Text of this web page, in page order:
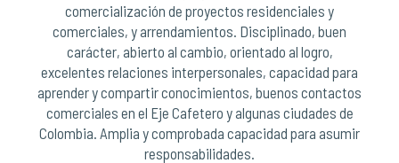
comercialización de proyectos residenciales y
comerciales, y arrendamientos. Disciplinado, buen
carácter, abierto al cambio, orientado al logro,
excelentes relaciones interpersonales, capacidad para
aprender y compartir conocimientos, buenos contactos
comerciales en el Eje Cafetero y algunas ciudades de
Colombia. Amplia y comprobada capacidad para asumir
responsabilidades.